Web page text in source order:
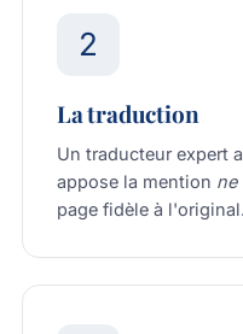
2
La traduction
Un traducteur expert
appose la mention ne
page fidèle à l'original.